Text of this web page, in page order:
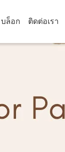
บล็อก ติดต่อเรา